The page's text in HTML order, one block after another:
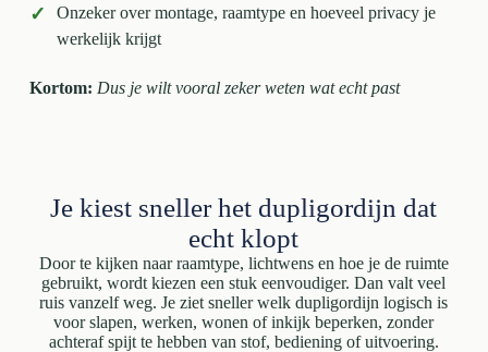
✓
Onzeker over montage, raamtype en hoeveel privacy je
werkelijk krijgt
Kortom: Dus je wilt vooral zeker weten wat echt past
Je kiest sneller het dupligordijn dat
echt klopt
Door te kijken naar raamtype, lichtwens en hoe je de ruimte
gebruikt, wordt kiezen een stuk eenvoudiger. Dan valt veel
ruis vanzelf weg. Je ziet sneller welk dupligordijn logisch is
voor slapen, werken, wonen of inkijk beperken, zonder
achteraf spijt te hebben van stof, bediening of uitvoering.